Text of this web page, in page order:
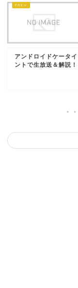
アンドロイドケータ
ントで生放送＆解説